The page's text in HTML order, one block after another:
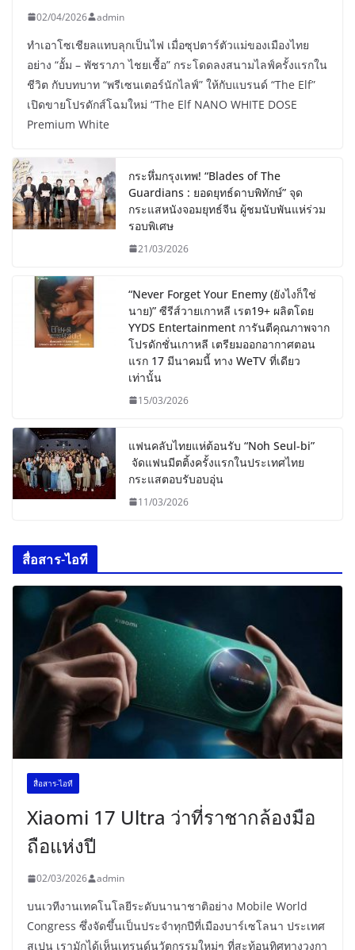
02/04/2026 admin
ทำเอาโซเชียลแทบลุกเป็นไฟ เมื่อซุปตาร์ตัวแม่ของเมืองไทย
อย่าง “อั้ม – พัชราภา ไชยเชื้อ” กระโดดลงสนามไลฟ์ครั้งแรกใน
ชีวิต กับบทบาท “พรีเซนเตอร์นักไลฟ์” ให้กับแบรนด์ “The Elf”
เปิดขายโปรดักส์โฉมใหม่ “The Elf NANO WHITE DOSE
Premium White
กระหึ่มกรุงเทพ! “Blades of The
Guardians : ยอดยุทธ์ดาบพิทักษ์” จุด
กระแสหนังจอมยุทธ์จีน ผู้ชมนับพันแห่ร่วม
รอบพิเศษ
21/03/2026
“Never Forget Your Enemy (ยังไงก็ใช่
นาย)” ซีรีส์วายเกาหลี เรต19+ ผลิตโดย
YYDS Entertainment การันตีคุณภาพจาก
โปรดักชั่นเกาหลี เตรียมออกอากาศตอน
แรก 17 มีนาคมนี้ ทาง WeTV ที่เดียว
เท่านั้น
15/03/2026
แฟนคลับไทยแห่ต้อนรับ “Noh Seul-bi”
จัดแฟนมีตติ้งครั้งแรกในประเทศไทย
กระแสตอบรับอบอุ่น
11/03/2026
สื่อสาร-ไอที
สื่อสาร-ไอที
Xiaomi 17 Ultra ว่าที่ราชากล้องมือ
ถือแห่งปี
02/03/2026 admin
บนเวทีงานเทคโนโลยีระดับนานาชาติอย่าง Mobile World
Congress ซึ่งจัดขึ้นเป็นประจำทุกปีที่เมืองบาร์เซโลนา ประเทศ
สเปน เรามักได้เห็นเทรนด์นวัตกรรมใหม่ๆ ที่สะท้อนทิศทางวงกา